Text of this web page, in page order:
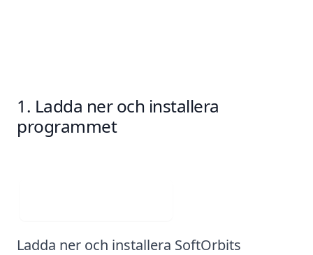
Ladda ner och installera
programmet
Ladda ner och installera SoftOrbits